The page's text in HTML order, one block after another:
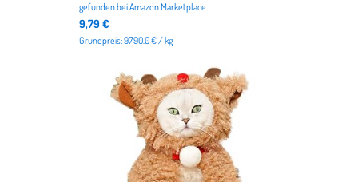
gefunden beiAmazon Marketplace
9,79 €
Grundpreis: 9790.0 € / kg